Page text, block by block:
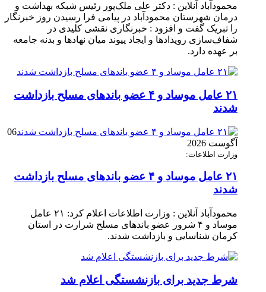
محمودآباد آنلاین : دکتر علی ملک‌پور رئیس شبکه بهداشت و
درمان شهرستان محمودآباد در پیامی فرا رسیدن روز خبرنگار
را تبریک گفت و افزود : خبرنگاری نقشی کلیدی در
شفاف‌سازی رویدادها و ایجاد پیوند میان نهادها و بدنه جامعه
بر عهده دارد.
۲۱ عامل موساد و ۴ عضو باند‌های مسلح بازداشت
شدند
06
آگوست 2026
وزارت اطلاعات:
۲۱ عامل موساد و ۴ عضو باند‌های مسلح بازداشت
شدند
محمودآباد آنلاین : وزارت اطلاعات اعلام کرد: ۲۱ عامل
موساد و ۴ شرور عضو باند‌های مسلح شرارت در استان
کرمان شناسایی و بازداشت شدند.
شرط جدید برای بازنشستگی اعلام شد